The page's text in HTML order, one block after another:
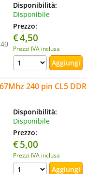
Disponibilità:
Disponibile
Prezzo:
€4,50
Prezzi IVA inclusa
240 pin CL5
Disponibilità:
Disponibile
Prezzo:
€5,00
Prezzi IVA inclusa